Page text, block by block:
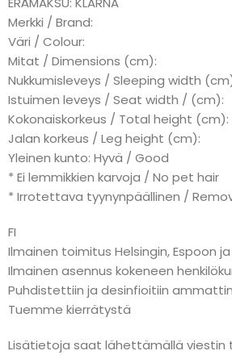
Merkki / Brand:
Väri / Colour:
Mitat / Dimensions (cm):
Nukkumisleveys / Sleeping width
Istuimen leveys / Seat width / (cm):
Kokonaiskorkeus / Total height (cm):
Jalan korkeus / Leg height (cm):
Yleinen kunto: Hyvä / Good
* Ei lemmikkien karvoja / No pet hair
* Irrotettava tyynynpäällinen /
FI
Ilmainen toimitus Helsingin, Espoon
Ilmainen asennus kokeneen
Puhdistettiin ja desinfioitiin
Tuemme kierrätystä
Lisätietoja saat lähettämällä viestin